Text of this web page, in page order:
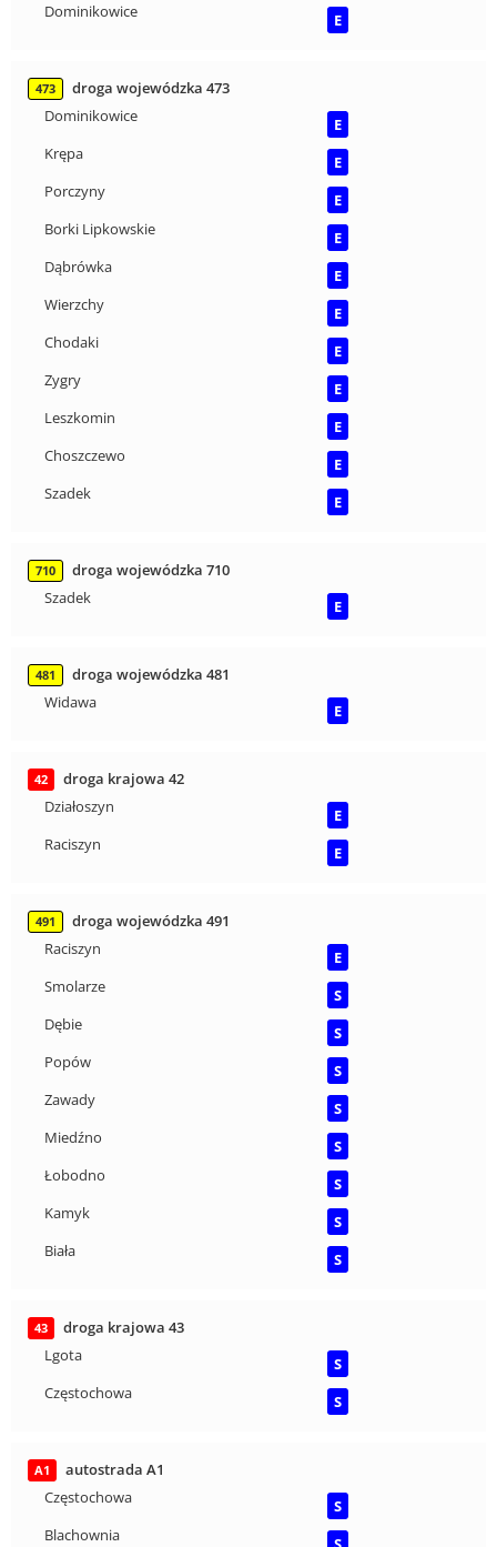
Dominikowice
E
473
droga wojewódzka 473
Dominikowice
E
Krępa
E
Porczyny
E
Borki Lipkowskie
E
Dąbrówka
E
Wierzchy
E
Chodaki
E
Zygry
E
Leszkomin
E
Choszczewo
E
Szadek
E
710
droga wojewódzka 710
Szadek
E
481
droga wojewódzka 481
Widawa
E
42
droga krajowa 42
Działoszyn
E
Raciszyn
E
491
droga wojewódzka 491
Raciszyn
E
Smolarze
S
Dębie
S
Popów
S
Zawady
S
Miedźno
S
Łobodno
S
Kamyk
S
Biała
S
43
droga krajowa 43
Lgota
S
Częstochowa
S
A1
autostrada A1
Częstochowa
S
Blachownia